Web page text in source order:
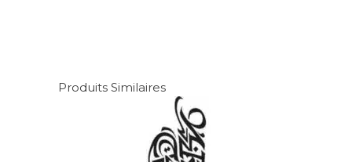
Produits Similaires